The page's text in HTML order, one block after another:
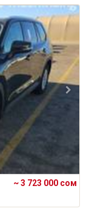
~ 3 723 000 сом